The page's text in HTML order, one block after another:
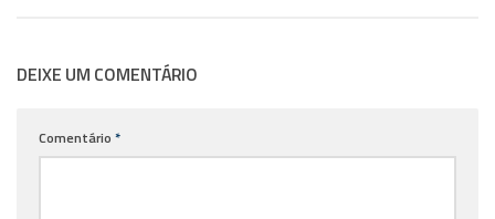
DEIXE UM COMENTÁRIO
Comentário *